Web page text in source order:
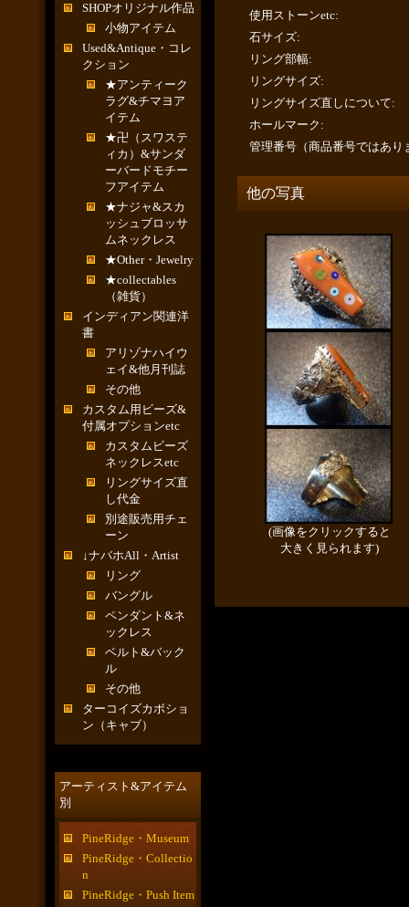
SHOPオリジナル作品
小物アイテム
Used&Antique・コレ
クション
★アンティーク
ラグ&チマヨア
イテム
★卍（スワステ
ィカ）&サンダ
ーバードモチー
フアイテム
★ナジャ&スカ
ッシュブロッサ
ムネックレス
★Other・Jewelry
★collectables
（雑貨）
インディアン関連洋
書
アリゾナハイウ
ェイ&他月刊誌
その他
カスタム用ビーズ&
付属オプションetc
カスタムビーズ
ネックレスetc
リングサイズ直
し代金
別途販売用チェ
ーン
↓ナバホAll・Artist
リング
バングル
ペンダント&ネ
ックレス
ベルト&バック
ル
その他
ターコイズカボショ
ン（キャブ）
アーティスト&アイテム
別
PineRidge・Museum
PineRidge・Collectio
n
PineRidge・Push Item
使用ストーンetc:
石サイズ:
リング部幅:
リングサイズ:
リングサイズ直しについて:
ホールマーク :
管理番号（商品番号ではあり
他の写真
(画像をクリックすると
大きく見られます)